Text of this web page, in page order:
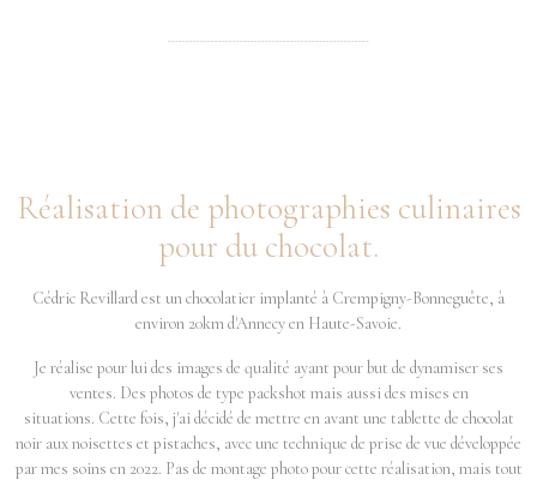
--------------------------------------------------------
Réalisation de photographies culinaires
pour du chocolat.
Cédric Revillard est un chocolatier implanté à Crempigny-Bonneguête, à
environ 20km d'Annecy en Haute-Savoie.
Je réalise pour lui des images de qualité ayant pour but de dynamiser ses
ventes. Des photos de type packshot mais aussi des mises en
situations. Cette fois, j'ai décidé de mettre en avant une tablette de chocolat
noir aux noisettes et pistaches, avec une technique de prise de vue développée
par mes soins en 2022. Pas de montage photo pour cette réalisation, mais tout